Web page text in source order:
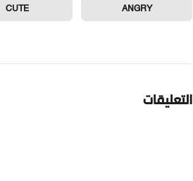
ANGRY
CUTE
التعليقات